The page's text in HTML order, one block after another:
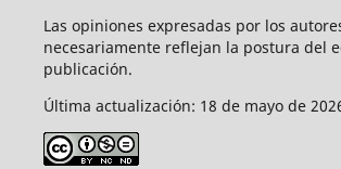
Las opiniones expresadas por los
necesariamente reflejan la postura del
publicación.
Última actualización: 18 de mayo de